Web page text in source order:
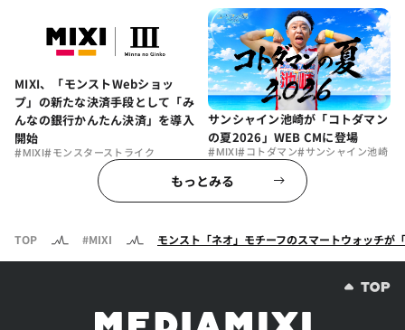
MIXI、「モンストWebショッ
プ」の新たな決済手段として「み
んなの銀行かんたん決済」を導入
開始
#MIXI#モンスターストライク
サンシャイン池崎が「コトダマン
の夏2026」WEB CMに登場
# MIXI# コトダマン#サンシャイン池崎
もっとみる
TOP #MIXI モンスト「ネオ」モチーフのスマートウォッチが